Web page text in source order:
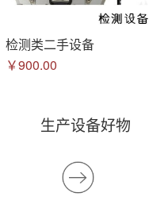
检测类二手设备
￥900.00
生产设备好物